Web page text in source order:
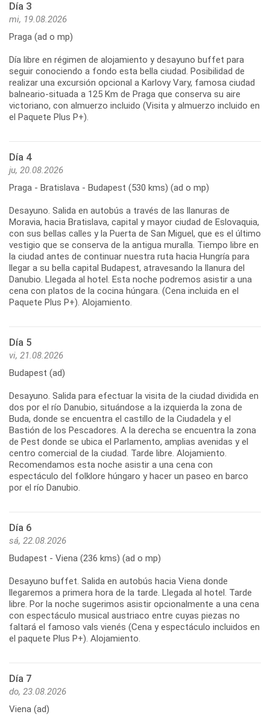
Día 3
mi, 19.08.2026
Praga (ad o mp)
Día libre en régimen de alojamiento y desayuno buffet para
seguir conociendo a fondo esta bella ciudad. Posibilidad de
realizar una excursión opcional a Karlovy Vary, famosa ciudad
balneario-situada a 125 Km de Praga que conserva su aire
victoriano, con almuerzo incluido (Visita y almuerzo incluido en
el Paquete Plus P+).
Día 4
ju, 20.08.2026
Praga - Bratislava - Budapest (530 kms) (ad o mp)
Desayuno. Salida en autobús a través de las llanuras de
Moravia, hacia Bratislava, capital y mayor ciudad de Eslovaquia,
con sus bellas calles y la Puerta de San Miguel, que es el último
vestigio que se conserva de la antigua muralla. Tiempo libre en
la ciudad antes de continuar nuestra ruta hacia Hungría para
llegar a su bella capital Budapest, atravesando la llanura del
Danubio. Llegada al hotel. Esta noche podremos asistir a una
cena con platos de la cocina húngara. (Cena incluida en el
Paquete Plus P+). Alojamiento.
Día 5
vi, 21.08.2026
Budapest (ad)
Desayuno. Salida para efectuar la visita de la ciudad dividida en
dos por el río Danubio, situándose a la izquierda la zona de
Buda, donde se encuentra el castillo de la Ciudadela y el
Bastión de los Pescadores. A la derecha se encuentra la zona
de Pest donde se ubica el Parlamento, amplias avenidas y el
centro comercial de la ciudad. Tarde libre. Alojamiento.
Recomendamos esta noche asistir a una cena con
espectáculo del folklore húngaro y hacer un paseo en barco
por el río Danubio.
Día 6
sá, 22.08.2026
Budapest - Viena (236 kms) (ad o mp)
Desayuno buffet. Salida en autobús hacia Viena donde
llegaremos a primera hora de la tarde. Llegada al hotel. Tarde
libre. Por la noche sugerimos asistir opcionalmente a una cena
con espectáculo musical austriaco entre cuyas piezas no
faltará el famoso vals vienés (Cena y espectáculo incluidos en
el paquete Plus P+). Alojamiento.
Día 7
do, 23.08.2026
Viena (ad)